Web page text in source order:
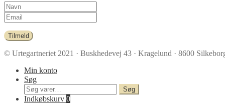
Tilmeld
© Urtegartneriet 2021 · Buskhedevej 43 · Kragelund · 8600
Min konto
Søg
Søg
efter:
Søg
Indkøbskurv 0